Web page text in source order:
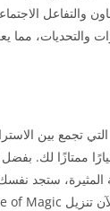
والتفاعل
والتحديات، مما
تجمع بين
ممتازًا لك.
المثيرة، ستجد